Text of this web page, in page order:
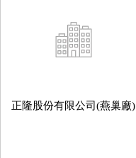
正隆股份有限公司(燕巢廠)